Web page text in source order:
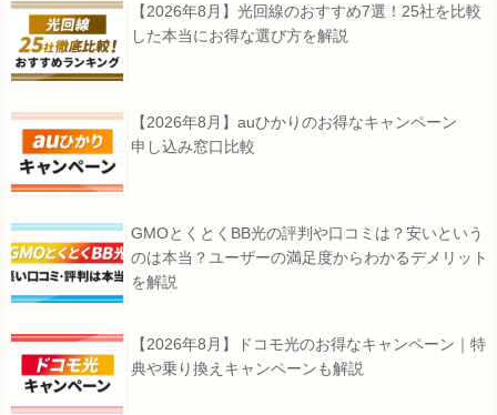
【2026年8月】光回線のおすすめ7選！25社を比較
した本当にお得な選び方を解説
【2026年8月】auひかりのお得なキャンペーン
申し込み窓口比較
GMOとくとくBB光の評判や口コミは？安いという
のは本当？ユーザーの満足度からわかるデメリット
を解説
【2026年8月】ドコモ光のお得なキャンペーン｜特
典や乗り換えキャンペーンも解説